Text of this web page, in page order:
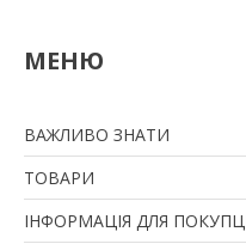
ВАЖЛИВО ЗНАТИ
ТОВАРИ
ІНФОРМАЦІЯ ДЛЯ